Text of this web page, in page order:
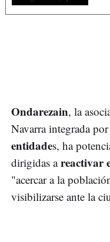
Ondarezain, la
Navarra integrada
entidades, ha
dirigidas areactivar
"acercar a la
visibilizarse ante la